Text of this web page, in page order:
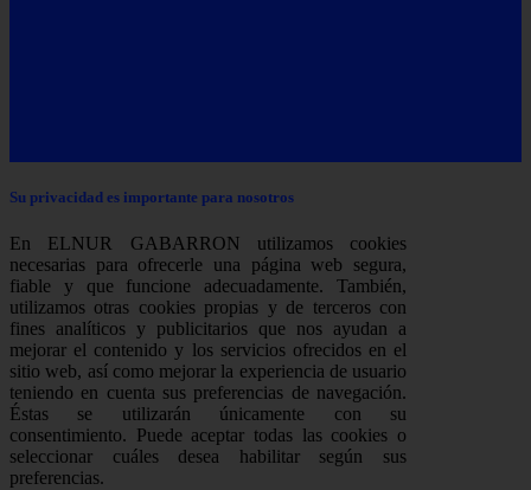
Su privacidad es importante para nosotros
En ELNUR GABARRON utilizamos cookies
necesarias para ofrecerle una página web segura,
fiable y que funcione adecuadamente. También,
utilizamos otras cookies propias y de terceros con
fines analíticos y publicitarios que nos ayudan a
mejorar el contenido y los servicios ofrecidos en el
sitio web, así como mejorar la experiencia de usuario
teniendo en cuenta sus preferencias de navegación.
Éstas se utilizarán únicamente con su
consentimiento. Puede aceptar todas las cookies o
seleccionar cuáles desea habilitar según sus
preferencias.